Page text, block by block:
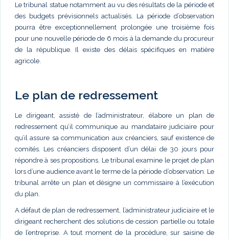
Le tribunal statue notamment au vu des résultats de la période et
des budgets prévisionnels actualisés. La période d’observation
pourra être exceptionnellement prolongée une troisième fois
pour une nouvelle période de 6 mois à la demande du procureur
de la république. Il existe des délais spécifiques en matière
agricole.
Le plan de redressement
Le dirigeant, assisté de l’administrateur, élabore un plan de
redressement qu’il communique au mandataire judiciaire pour
qu’il assure sa communication aux créanciers, sauf existence de
comités. Les créanciers disposent d’un délai de 30 jours pour
répondre à ses propositions. Le tribunal examine le projet de plan
lors d’une audience avant le terme de la période d’observation. Le
tribunal arrête un plan et désigne un commissaire à l’exécution
du plan.
A défaut de plan de redressement, l’administrateur judiciaire et le
dirigeant recherchent des solutions de cession partielle ou totale
de l’entreprise. A tout moment de la procédure, sur saisine de